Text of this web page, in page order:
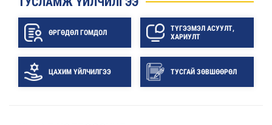
ӨРГӨДӨЛ ГОМДОЛ
ТҮГЭЭМЭЛ АСУУЛТ,
ХАРИУЛТ
ЦАХИМ ҮЙЛЧИЛГЭЭ ТУСГАЙ ЗӨВШӨӨРӨЛ